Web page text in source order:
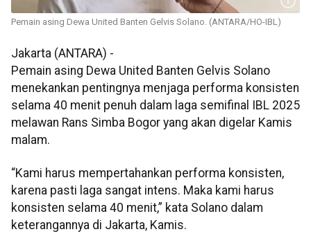
Pemain asing Dewa United Banten Gelvis Solano. (ANTARA/HO-IBL)
Jakarta (ANTARA) -
Pemain asing Dewa United Banten Gelvis Solano
menekankan pentingnya menjaga performa konsisten
selama 40 menit penuh dalam laga semifinal IBL 2025
melawan Rans Simba Bogor yang akan digelar Kamis
malam.
“Kami harus mempertahankan performa konsisten,
karena pasti laga sangat intens. Maka kami harus
konsisten selama 40 menit,” kata Solano dalam
keterangannya di Jakarta, Kamis.